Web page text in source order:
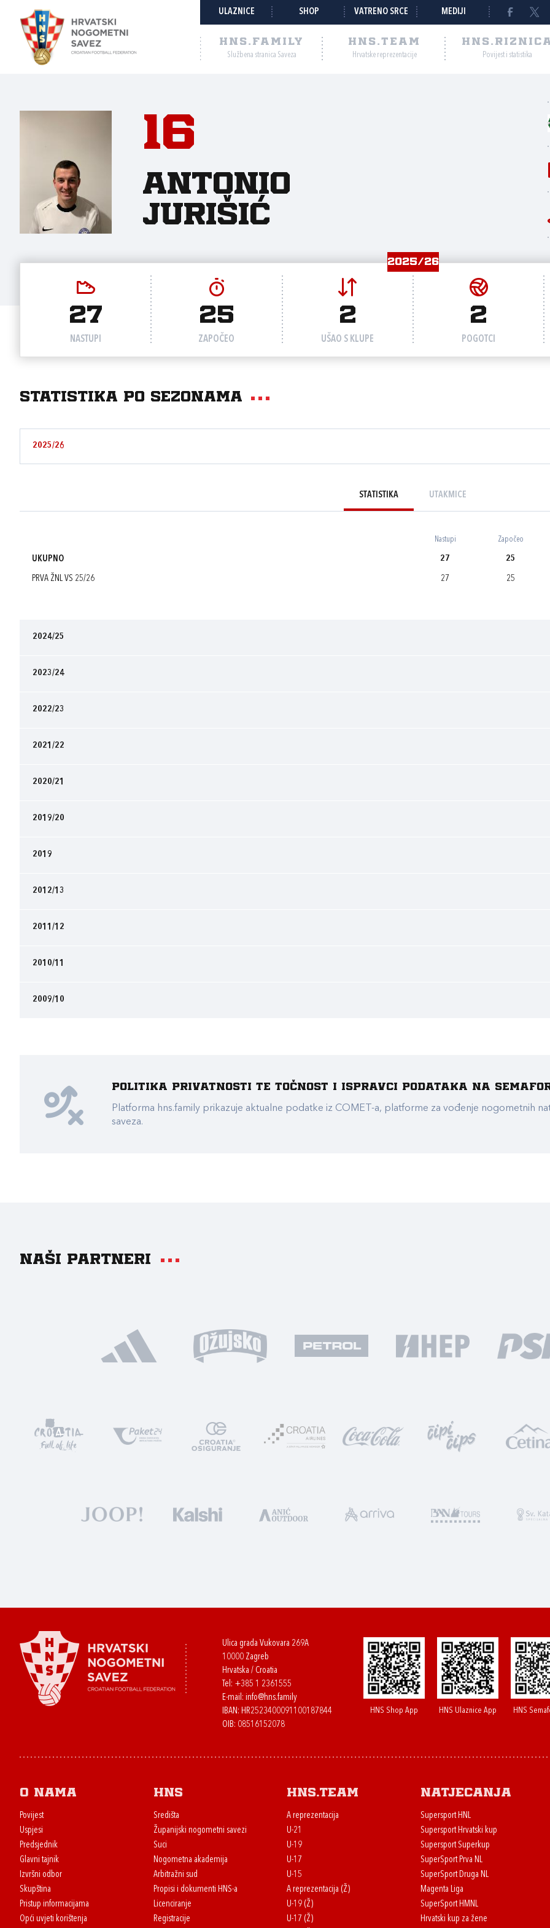
ULAZNICE SHOP VATRENO SRCE MEDIJI
HNS.FAMILY
Službena stranica Saveza
HNS.TEAM
Hrvatske reprezentacije Povijest i statistika
16
Antonio
Jurišić
2025/26
27
NASTUPI
25
ZAPOČEO
2
UŠAO S KLUPE
2
POGOTCI
Statistika po sezonama
2025/26
STATISTIKA UTAKMICE
Nastupi Započeo
UKUPNO 27 25
PRVA ŽNL VS 25/26 27 25
2024/25
2023/24
2022/23
2021/22
2020/21
2019/20
2019
2012/13
2011/12
2010/11
2009/10
Politika privatnosti te točnost i ispravci podataka na
Platforma hns.family prikazuje aktualne podatke iz COMET-a, platforme za vođenje nogometnih
saveza.
Naši partneri
Ulica grada Vukovara 269A
10000 Zagreb
Hrvatska / Croatia
Tel: +385 1 2361555
E-mail: info@hns.family
IBAN: HR2523400091100187844
OIB: 08516152078
HNS Shop App HNS Ulaznice App HNS
O nama
Povijest
Uspjesi
Predsjednik
Glavni tajnik
Izvršni odbor
Skupština
Pristup informacijama
Opći uvjeti korištenja
HNS
Središta
Županijski nogometni savezi
Suci
Nogometna akademija
Arbitražni sud
Propisi i dokumenti HNS-a
Licenciranje
Registracije
HNS.team
A reprezentacija
U-21
U-19
U-17
U-15
A reprezentacija (Ž)
U-19 (Ž)
U-17 (Ž)
Natjecanja
Supersport HNL
Supersport Hrvatski kup
Supersport Superkup
SuperSport Prva NL
SuperSport Druga NL
Magenta Liga
SuperSport HMNL
Hrvatski kup za žene